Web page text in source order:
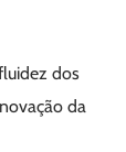
dos
da